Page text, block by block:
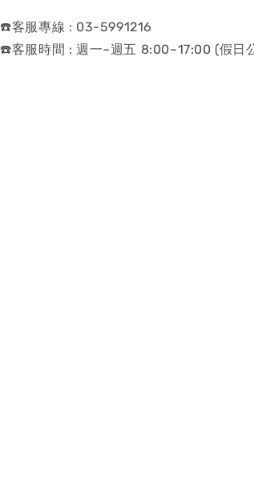
☎️客服專線 : 03-5991216
☎️客服時間 : 週一~週五 8:00~17:00 (假日